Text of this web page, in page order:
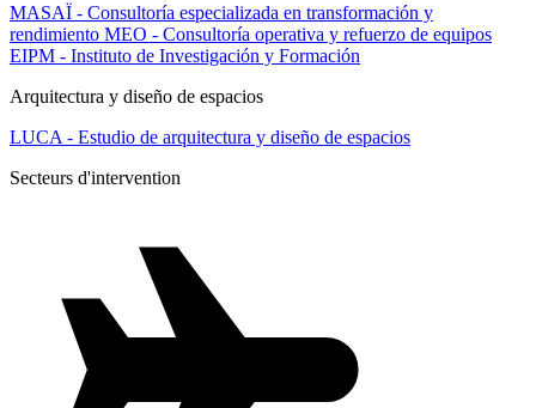
MASAÏ - Consultoría especializada en transformación y
rendimiento MEO - Consultoría operativa y refuerzo de equipos
EIPM - Instituto de Investigación y Formación
Arquitectura y diseño de espacios
LUCA - Estudio de arquitectura y diseño de espacios
Secteurs d'intervention